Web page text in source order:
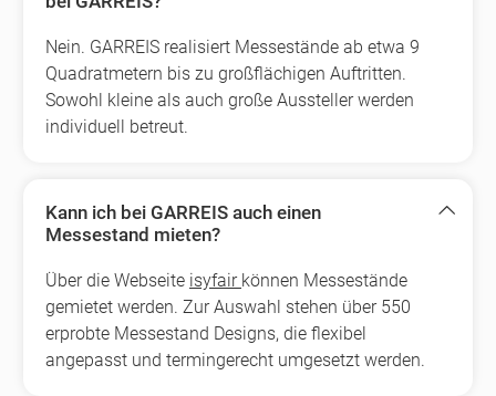
Nein. GARREIS realisiert Messestände ab etwa 9
Quadratmetern bis zu großflächigen Auftritten.
Sowohl kleine als auch große Aussteller werden
individuell betreut.
Kann ich bei GARREIS auch einen
Messestand mieten?
Über die Webseite isyfair können Messestände
gemietet werden. Zur Auswahl stehen über 550
erprobte Messestand Designs, die flexibel
angepasst und termingerecht umgesetzt werden.